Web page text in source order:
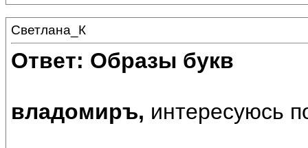
Светлана_К
Ответ: Образы букв
владомиръ, интересуюсь